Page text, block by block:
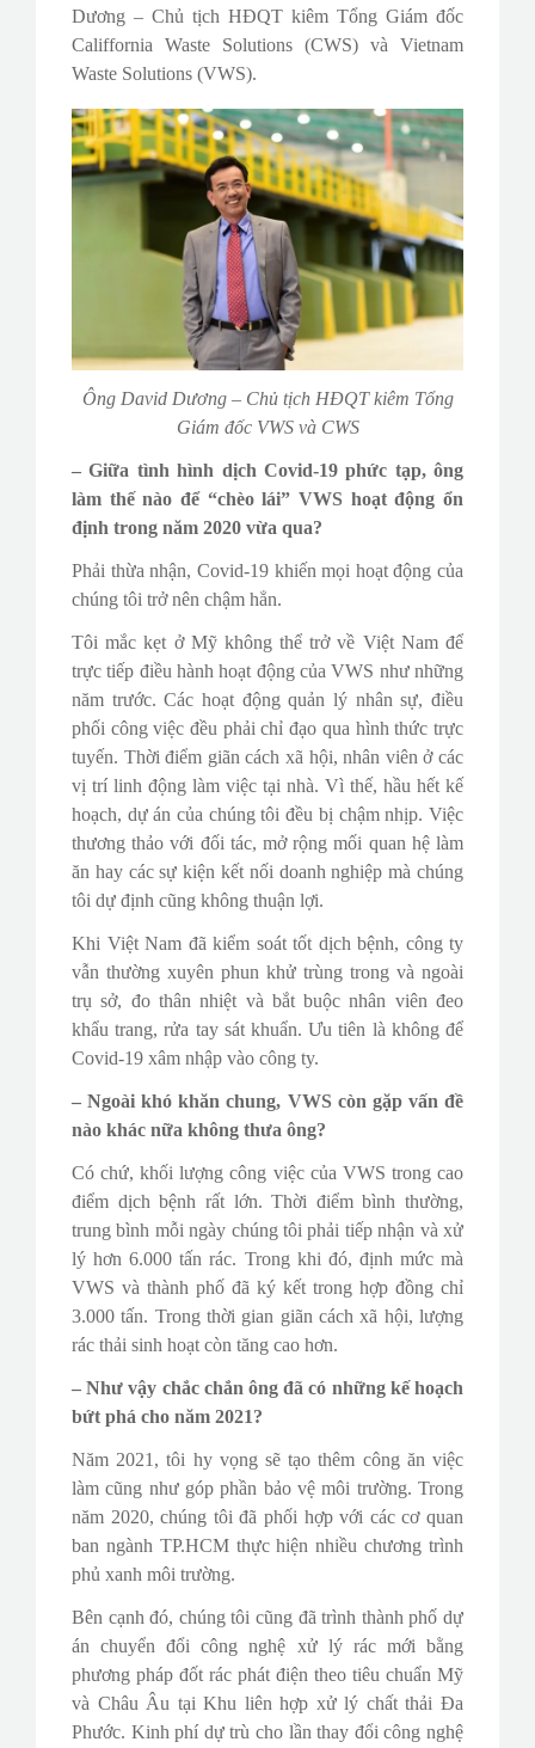
Dương – Chủ tịch HĐQT kiêm Tổng Giám đốc
Califfornia Waste Solutions (CWS) và Vietnam
Waste Solutions (VWS).
Ông David Dương – Chủ tịch HĐQT kiêm Tổng
Giám đốc VWS và CWS
– Giữa tình hình dịch Covid-19 phức tạp, ông
làm thế nào để “chèo lái” VWS hoạt động ổn
định trong năm 2020 vừa qua?
Phải thừa nhận, Covid-19 khiến mọi hoạt động của
chúng tôi trở nên chậm hẳn.
Tôi mắc kẹt ở Mỹ không thể trở về Việt Nam để
trực tiếp điều hành hoạt động của VWS như những
năm trước. Các hoạt động quản lý nhân sự, điều
phối công việc đều phải chỉ đạo qua hình thức trực
tuyến. Thời điểm giãn cách xã hội, nhân viên ở các
vị trí linh động làm việc tại nhà. Vì thế, hầu hết kế
hoạch, dự án của chúng tôi đều bị chậm nhịp. Việc
thương thảo với đối tác, mở rộng mối quan hệ làm
ăn hay các sự kiện kết nối doanh nghiệp mà chúng
tôi dự định cũng không thuận lợi.
Khi Việt Nam đã kiểm soát tốt dịch bệnh, công ty
vẫn thường xuyên phun khử trùng trong và ngoài
trụ sở, đo thân nhiệt và bắt buộc nhân viên đeo
khẩu trang, rửa tay sát khuẩn. Ưu tiên là không để
Covid-19 xâm nhập vào công ty.
– Ngoài khó khăn chung, VWS còn gặp vấn đề
nào khác nữa không thưa ông?
Có chứ, khối lượng công việc của VWS trong cao
điểm dịch bệnh rất lớn. Thời điểm bình thường,
trung bình mỗi ngày chúng tôi phải tiếp nhận và xử
lý hơn 6.000 tấn rác. Trong khi đó, định mức mà
VWS và thành phố đã ký kết trong hợp đồng chỉ
3.000 tấn. Trong thời gian giãn cách xã hội, lượng
rác thải sinh hoạt còn tăng cao hơn.
– Như vậy chắc chắn ông đã có những kế hoạch
bứt phá cho năm 2021?
Năm 2021, tôi hy vọng sẽ tạo thêm công ăn việc
làm cũng như góp phần bảo vệ môi trường. Trong
năm 2020, chúng tôi đã phối hợp với các cơ quan
ban ngành TP.HCM thực hiện nhiều chương trình
phủ xanh môi trường.
Bên cạnh đó, chúng tôi cũng đã trình thành phố dự
án chuyển đổi công nghệ xử lý rác mới bằng
phương pháp đốt rác phát điện theo tiêu chuẩn Mỹ
và Châu Âu tại Khu liên hợp xử lý chất thải Đa
Phước. Kinh phí dự trù cho lần thay đổi công nghệ